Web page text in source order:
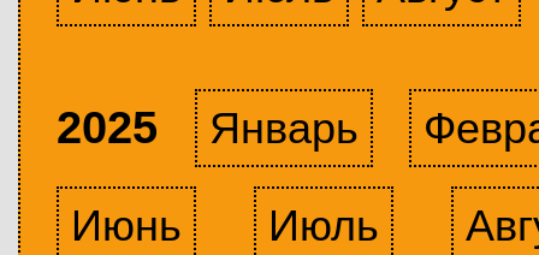
2025 Январь
Июнь
Июль